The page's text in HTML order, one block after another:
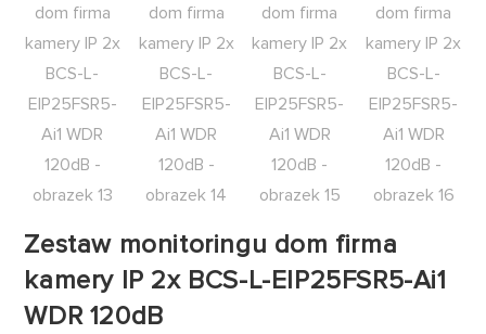
Zestaw monitoringu dom firma
kamery IP 2x BCS-L-EIP25FSR5-Ai1
WDR 120dB